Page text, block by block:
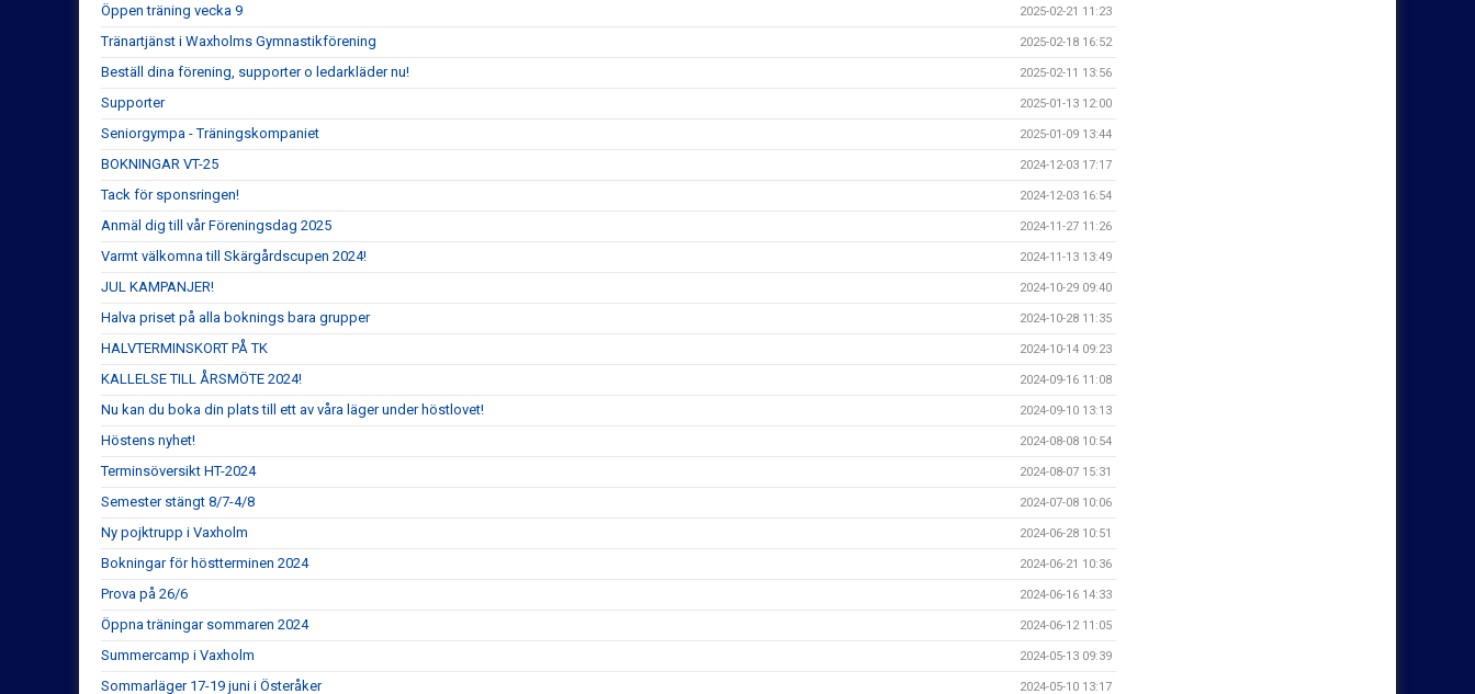
Öppen träning vecka 9 2025-02-21 11:23
Tränartjänst i Waxholms Gymnastikförening 2025-02-18 16:52
Beställ dina förening, supporter o ledarkläder nu! 2025-02-11 13:56
Supporter 2025-01-13 12:00
Seniorgympa - Träningskompaniet 2025-01-09 13:44
BOKNINGAR VT-25 2024-12-03 17:17
Tack för sponsringen! 2024-12-03 16:54
Anmäl dig till vår Föreningsdag 2025 2024-11-27 11:26
Varmt välkomna till Skärgårdscupen 2024! 2024-11-13 13:49
JUL KAMPANJER! 2024-10-29 09:40
Halva priset på alla boknings bara grupper 2024-10-28 11:35
HALVTERMINSKORT PÅ TK 2024-10-14 09:23
KALLELSE TILL ÅRSMÖTE 2024! 2024-09-16 11:08
Nu kan du boka din plats till ett av våra läger under höstlovet! 2024-09-10 13:13
Höstens nyhet! 2024-08-08 10:54
Terminsöversikt HT-2024 2024-08-07 15:31
Semester stängt 8/7-4/8 2024-07-08 10:06
Ny pojktrupp i Vaxholm 2024-06-28 10:51
Bokningar för höstterminen 2024 2024-06-21 10:36
Prova på 26/6 2024-06-16 14:33
Öppna träningar sommaren 2024 2024-06-12 11:05
Summercamp i Vaxholm 2024-05-13 09:39
Sommarläger 17-19 juni i Österåker 2024-05-10 13:17